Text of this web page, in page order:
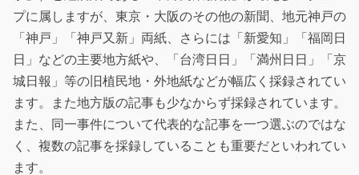
プに属しますが、東京・大阪のその他の新聞、地元神戸の
「神戸」「神戸又新」両紙、さらには「新愛知」「福岡日
日」などの主要地方紙や、「台湾日日」「満州日日」「京
城日報」等の旧植民地・外地紙などが幅広く採録されてい
ます。また地方版の記事も少なからず採録されています。
また、同一事件について代表的な記事を一つ選ぶのではな
く、複数の記事を採録していることも重要だといわれてい
ます。